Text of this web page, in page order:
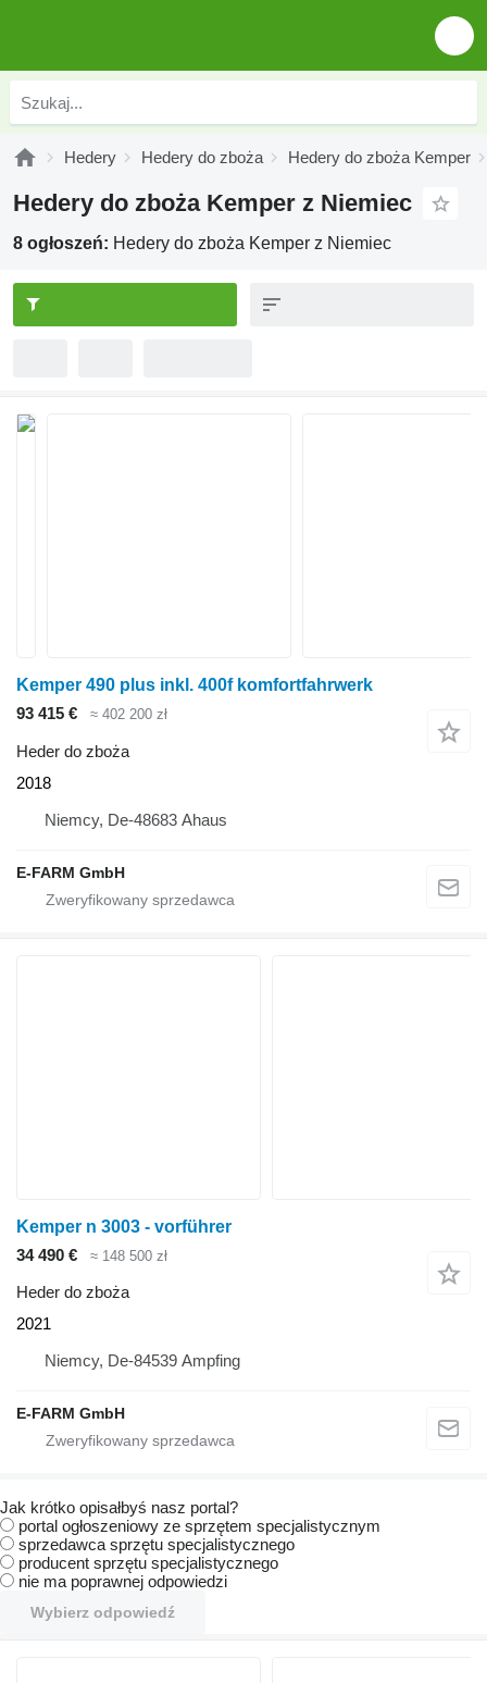
Hedery Hedery do zboża Hedery do zboża Kemper
Hedery do zboża Kemper z Niemiec
8 ogłoszeń: Hedery do zboża Kemper z Niemiec
Kemper 490 plus inkl. 400f komfortfahrwerk
93 415 €
≈ 402 200 zł
Heder do zboża
2018
Niemcy, De-48683 Ahaus
E-FARM GmbH
Kemper n 3003 - vorführer
34 490 €
≈ 148 500 zł
Heder do zboża
2021
Niemcy, De-84539 Ampfing
E-FARM GmbH
Jak krótko opisałbyś nasz portal?
portal ogłoszeniowy ze sprzętem specjalistycznym
sprzedawca sprzętu specjalistycznego
producent sprzętu specjalistycznego
nie ma poprawnej odpowiedzi
Wybierz odpowiedź